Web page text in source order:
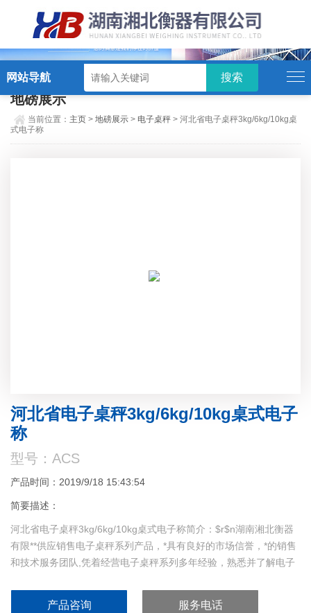
网站导航
地磅展示
当前位置： 主页 >地磅展示 > 电子桌秤 > 河北省电子桌秤3kg/6kg/10kg桌
式电子称
河北省电子桌秤3kg/6kg/10kg桌式电子
称
型号：ACS
产品时间：2019/9/18 15:43:54
简要描述：
河北省电子桌秤3kg/6kg/10kg桌式电子称简介：$r$n湖南湘北衡器
有限**供应销售电子桌秤系列产品，*具有良好的市场信誉，*的销售
和技术服务团队,凭着经营电子桌秤系列多年经验，熟悉并了解电子
产品咨询 服务电话